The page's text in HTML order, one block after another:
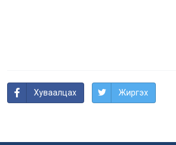
Хуваалцах Жиргэх